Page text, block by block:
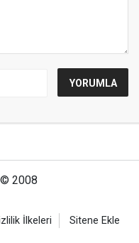
© 2008
İlkeleri Sitene Ekle